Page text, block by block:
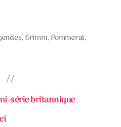
, Grimm, Pommerat,
série britannique